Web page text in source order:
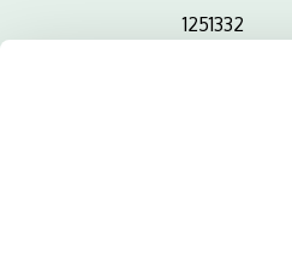
1251332
ID-nummer